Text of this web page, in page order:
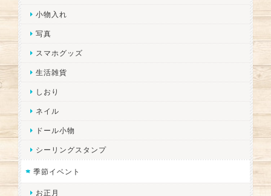
小物入れ
写真
スマホグッズ
生活雑貨
しおり
ネイル
ドール小物
シーリングスタンプ
季節イベント
お正月